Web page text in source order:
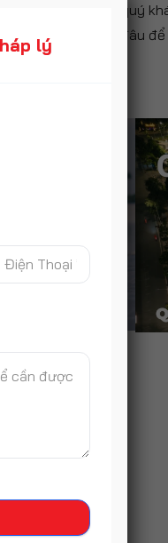
nhu cầu của quý
đi đến bất cứ đâu
lý